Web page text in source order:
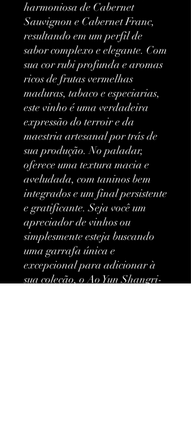
harmoniosa de Cabernet
Sauvignon e Cabernet Franc,
resultando em um perfil de
sabor complexo e elegante. Com
sua cor rubi profunda e aromas
ricos de frutas vermelhas
maduras, tabaco e especiarias,
este vinho é uma verdadeira
expressão do terroir e da
maestria artesanal por trás de
sua produção. No paladar,
oferece uma textura macia e
aveludada, com taninos bem
integrados e um final persistente
e gratificante. Seja você um
apreciador de vinhos ou
simplesmente esteja buscando
uma garrafa única e
excepcional para adicionar à
sua coleção, o Ao Yun Shangri-